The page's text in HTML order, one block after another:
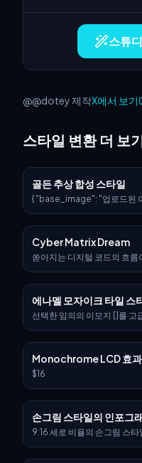
스튜
@@dotey 제작X에서 보기
스타일 변환 더 보
골든 추상 합성 스타일
{ "base_image": "업로드된
울 광택", "lighting": "볼류메
림 라이트" },
수평 모션 블러",
동하는 파티클 라이트" },
로 교체합니다." } }
Cyber Matrix Dream
쏟아지는 디지털 코드의 흐
에나멜 모자이크 타일 스
선택한 임의의 이모지 []를 고
규어로 재해석되어야 합니다.
다양한 색조의 고광택 에나멜
다—피규어는 프레임의 정확
처럼 보이는 상태여야 합니다.
Monochrome LCD 효과
$16
손그림 스타일의 인포그
9:16 세로 비율의 손그림 스